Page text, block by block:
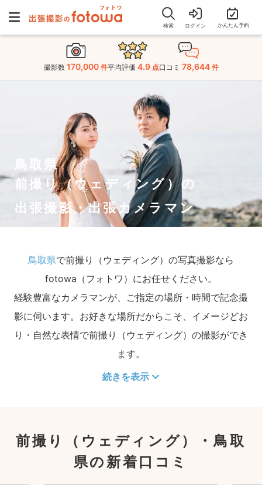
検索 ログイン かんたん予約
撮影数 170,000 件平均評価 4.9 点口コミ 78,644 件
鳥取県
前撮り（ウェディング）の
出張撮影・出張カメラマン
鳥取県で前撮り（ウェディング）の写真撮影なら
fotowa（フォトワ）にお任せください。
経験豊富なカメラマンが、ご指定の場所・時間で記念撮
影に伺います。お好きな場所だからこそ、イメージどお
り・自然な表情で前撮り（ウェディング）の撮影ができ
ます。
続きを表示
前撮り（ウェディング）・鳥取
県の新着口コミ